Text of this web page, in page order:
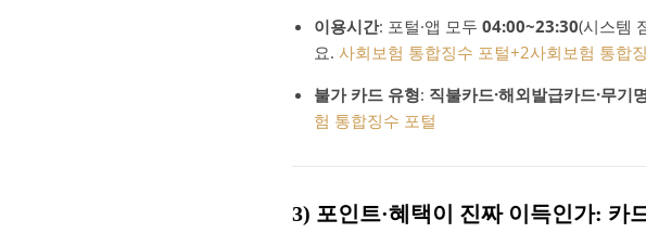
이용시간: 포털·앱 모두 04:00~23:30(시스템
요. 사회보험 통합징수 포털+2사회보험 통합
불가 카드 유형: 직불카드·해외발급카드·무기
험 통합징수 포털
3) 포인트·혜택이 진짜 이득인가: 카